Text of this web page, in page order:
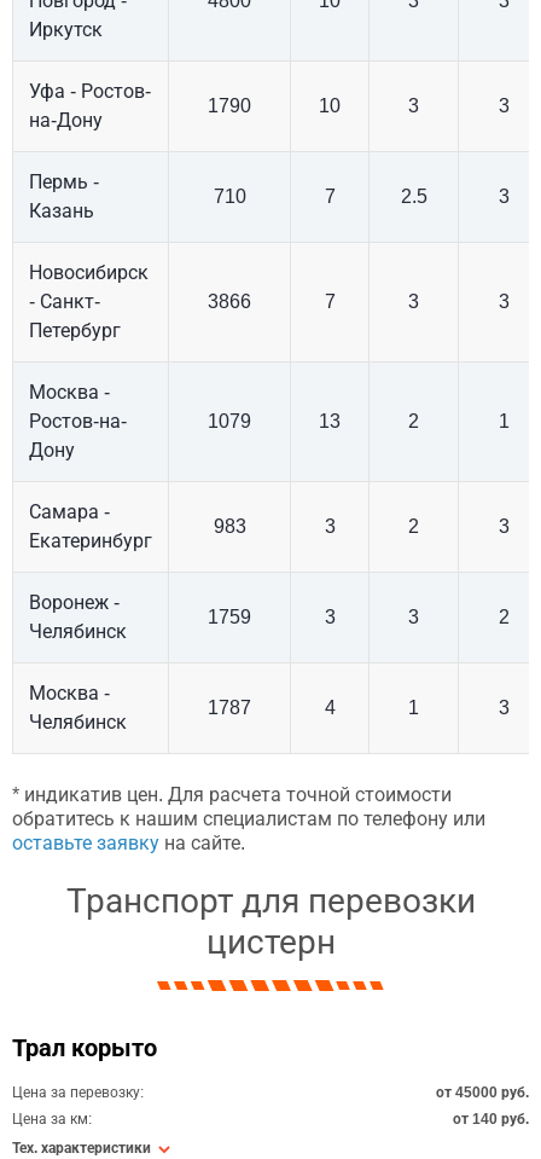
Иркутск
Уфа - Ростов-
на-Дону
1790 10 3 3
Пермь -
Казань
710 7 2.5 3
Новосибирск
- Санкт-
Петербург
3866 7 3 3
Москва -
Ростов-на-
Дону
1079 13 2 1
Самара -
Екатеринбург
983 3 2 3
Воронеж -
Челябинск
1759 3 3 2
Москва -
Челябинск
1787 4 1 3
* индикатив цен. Для расчета точной стоимости
обратитесь к нашим специалистам по телефону или
оставьте заявку на сайте.
Транспорт для перевозки
цистерн
Трал корыто
Цена за перевозку:
от 45000 руб.
Цена за км:
от 140 руб.
Тех. характеристики